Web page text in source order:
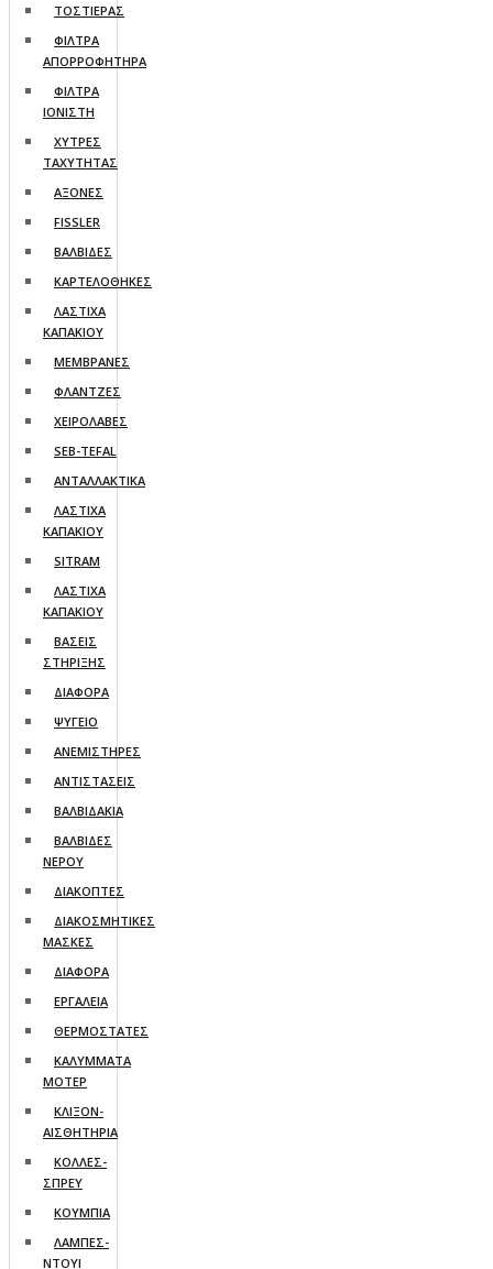
ΤΟΣΤΙΕΡΑΣ
ΦΙΛΤΡΑ
ΑΠΟΡΡΟΦΗΤΗΡΑ
ΦΙΛΤΡΑ
ΙΟΝΙΣΤΗ
ΧΥΤΡΕΣ
ΤΑΧΥΤΗΤΑΣ
AΞΟΝΕΣ
FISSLER
ΒΑΛΒΙΔΕΣ
ΚΑΡΤΕΛΟΘΗΚΕΣ
ΛΑΣΤΙΧΑ
ΚΑΠΑΚΙΟΥ
ΜΕΜΒΡΑΝΕΣ
ΦΛΑΝΤΖΕΣ
ΧΕΙΡΟΛΑΒΕΣ
SEB-TEFAL
ΑΝΤΑΛΛΑΚΤΙΚΑ
ΛΑΣΤΙΧΑ
ΚΑΠΑΚΙΟΥ
SITRAM
ΛΑΣΤΙΧΑ
ΚΑΠΑΚΙΟΥ
ΒΑΣΕΙΣ
ΣΤΗΡΙΞΗΣ
ΔΙΑΦΟΡΑ
ΨΥΓΕΙO
ΑΝΕΜΙΣΤΗΡΕΣ
ΑΝΤΙΣΤΑΣΕΙΣ
ΒΑΛΒΙΔΑΚΙΑ
ΒΑΛΒΙΔΕΣ
ΝΕΡΟΥ
ΔΙΑΚΟΠΤΕΣ
ΔΙΑΚΟΣΜΗΤΙΚΕΣ
ΜΑΣΚΕΣ
ΔΙΑΦΟΡΑ
ΕΡΓΑΛΕΙΑ
ΘΕΡΜΟΣΤΑΤΕΣ
ΚΑΛΥΜΜΑΤΑ
ΜΟΤΕΡ
ΚΛΙΞΟΝ-
ΑΙΣΘΗΤΗΡΙΑ
ΚΟΛΛΕΣ-
ΣΠΡΕΥ
ΚΟΥΜΠΙΑ
ΛΑΜΠΕΣ-
ΝΤΟΥΙ